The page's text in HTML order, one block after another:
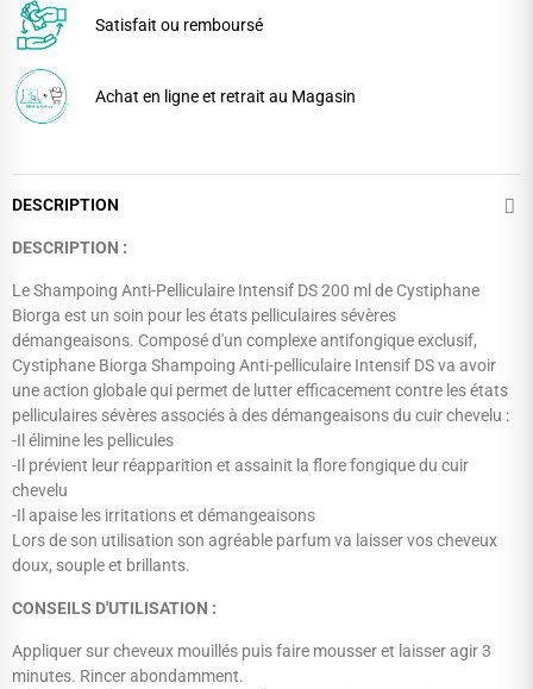
Satisfait ou remboursé
Achat en ligne et retrait au Magasin
DESCRIPTION
DESCRIPTION :
Le Shampoing Anti-Pelliculaire Intensif DS 200 ml de Cystiphane
Biorga est un soin pour les états pelliculaires sévères
démangeaisons. Composé d'un complexe antifongique exclusif,
Cystiphane Biorga Shampoing Anti-pelliculaire Intensif DS va avoir
une action globale qui permet de lutter efficacement contre les états
pelliculaires sévères associés à des démangeaisons du cuir chevelu :
-Il élimine les pellicules
-Il prévient leur réapparition et assainit la flore fongique du cuir
chevelu
-Il apaise les irritations et démangeaisons
Lors de son utilisation son agréable parfum va laisser vos cheveux
doux, souple et brillants.
CONSEILS D'UTILISATION :
Appliquer sur cheveux mouillés puis faire mousser et laisser agir 3
minutes. Rincer abondamment.